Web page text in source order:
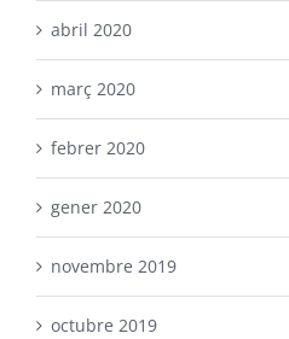
abril 2020
març 2020
febrer 2020
gener 2020
novembre 2019
octubre 2019